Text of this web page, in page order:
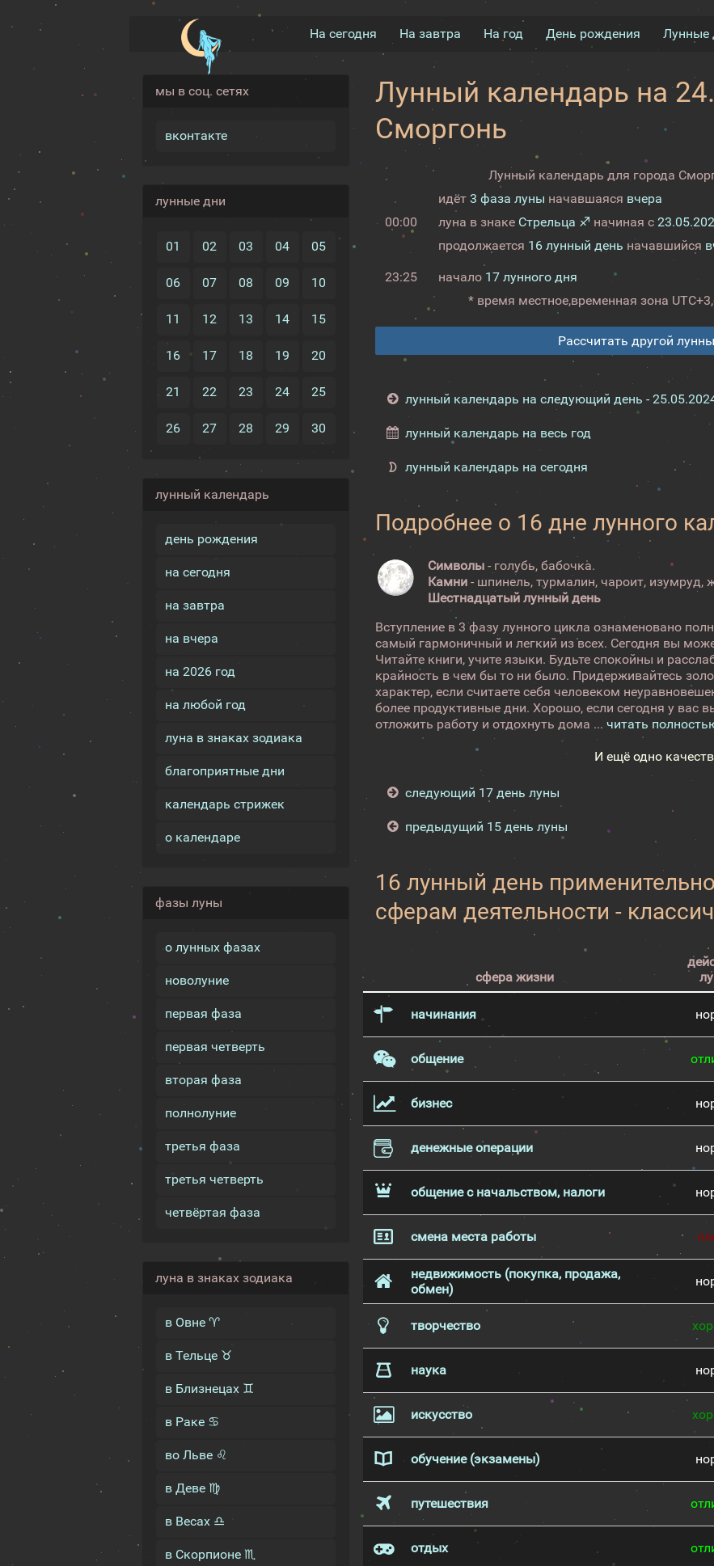
На сегодня На завтра На год День рождения Лунные
мы в соц. сетях
вконтакте
лунные дни
01 02 03 04 05
06 07 08 09 10
11 12 13 14 15
16 17 18 19 20
21 22 23 24 25
26 27 28 29 30
лунный календарь
день рождения
на сегодня
на завтра
на вчера
на 2026 год
на любой год
луна в знаках зодиака
благоприятные дни
календарь стрижек
о календаре
фазы луны
о лунных фазах
новолуние
первая фаза
первая четверть
вторая фаза
полнолуние
третья фаза
третья четверть
четвёртая фаза
луна в знаках зодиака
в Овне ♈
в Тельце ♉
в Близнецах ♊
в Раке ♋
во Льве ♌
в Деве ♍
в Весах ♎
в Скорпионе ♏
Лунный календарь на
Сморгонь
Лунный календарь для города
00:00
идёт 3 фаза луны начавшаяся вчера
луна в знаке Стрельца ♐ начиная с
продолжается 16 лунный день начавшийся
23:25 начало 17 лунного дня
* время местное,временная зона UTC+3,
Рассчитать другой
лунный календарь на следующий день -
лунный календарь на весь год
лунный календарь на сегодня
Подробнее о 16 дне лунного
Символы - голубь, бабочка.
Камни - шпинель, турмалин, чароит, изумруд,
Шестнадцатый лунный день
Вступление в 3 фазу лунного цикла ознаменовано
самый гармоничный и легкий из всех. Сегодня вы
Читайте книги, учите языки. Будьте спокойны и
крайность в чем бы то ни было. Придерживайтесь
характер, если считаете себя человеком
более продуктивные дни. Хорошо, если сегодня у вас
отложить работу и отдохнуть дома ...читать
И ещё одно
следующий 17 день луны
предыдущий 15 день луны
16 лунный день
сферам деятельности -
сфера жизни
начинания
общение
бизнес
денежные операции
общение с начальством, налоги
смена места работы
недвижимость (покупка, продажа,
обмен)
творчество
наука
искусство
обучение (экзамены)
путешествия
отдых